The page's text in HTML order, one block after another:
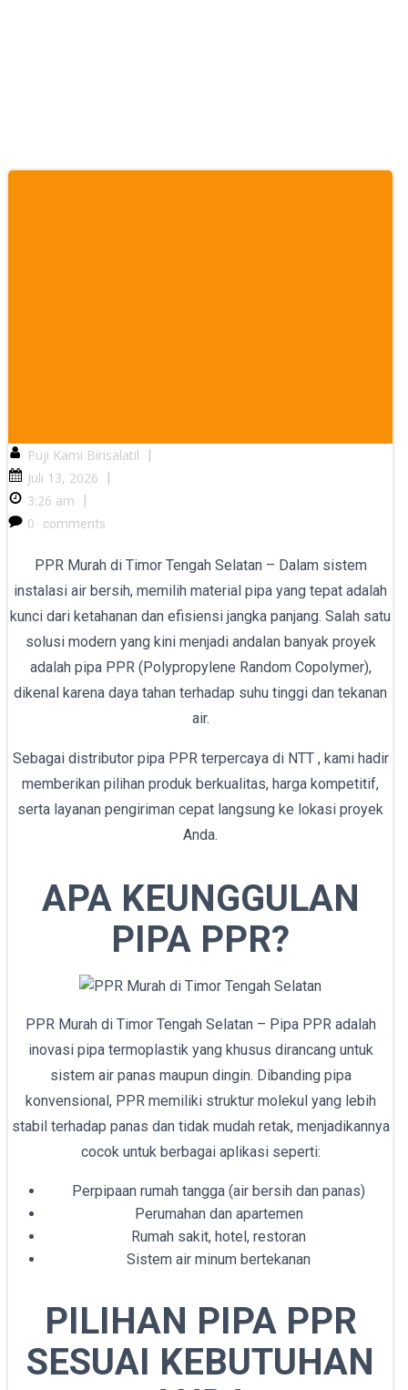
Puji Kami Birisalatil
|
Juli 13, 2026
|
3:26 am
|
0
comments
PPR Murah di Timor Tengah Selatan – Dalam sistem
instalasi air bersih, memilih material pipa yang tepat adalah
kunci dari ketahanan dan efisiensi jangka panjang. Salah satu
solusi modern yang kini menjadi andalan banyak proyek
adalah pipa PPR (Polypropylene Random Copolymer),
dikenal karena daya tahan terhadap suhu tinggi dan tekanan
air.
Sebagai distributor pipa PPR terpercaya di NTT , kami hadir
memberikan pilihan produk berkualitas, harga kompetitif,
serta layanan pengiriman cepat langsung ke lokasi proyek
Anda.
APA KEUNGGULAN
PIPA PPR?
PPR Murah di Timor Tengah Selatan – Pipa PPR adalah
inovasi pipa termoplastik yang khusus dirancang untuk
sistem air panas maupun dingin. Dibanding pipa
konvensional, PPR memiliki struktur molekul yang lebih
stabil terhadap panas dan tidak mudah retak, menjadikannya
cocok untuk berbagai aplikasi seperti:
Perpipaan rumah tangga (air bersih dan panas)
Perumahan dan apartemen
Rumah sakit, hotel, restoran
Sistem air minum bertekanan
PILIHAN PIPA PPR
SESUAI KEBUTUHAN